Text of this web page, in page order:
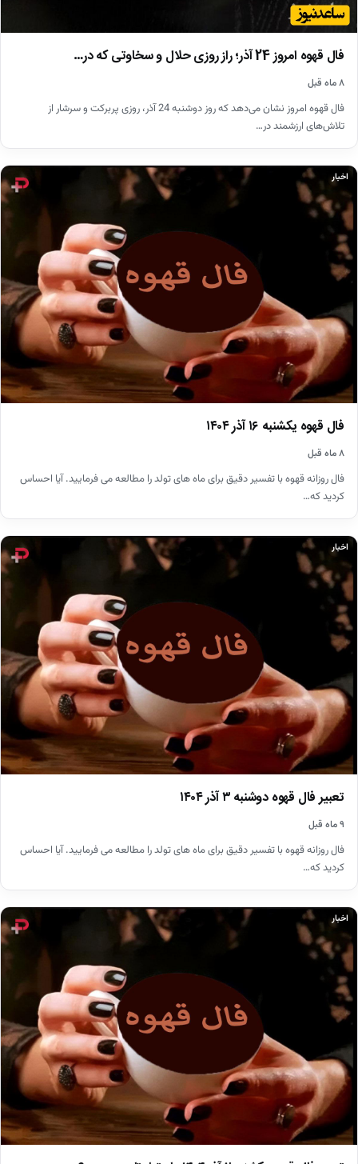
فال قهوه امروز 24 آذر؛ راز روزی حلال و سخاوتی که در…
۸ ماه قبل
فال قهوه امروز نشان می‌دهد که روز دوشنبه 24 آذر، روزی پربرکت و سرشار از
تلاش‌های ارزشمند در…
اخبار
فال قهوه یکشنبه ۱۶ آذر ۱۴۰۴
۸ ماه قبل
فال روزانه قهوه با تفسیر دقیق برای ماه های تولد را مطالعه می فرمایید. آیا احساس
کردید که…
اخبار
تعبیر فال قهوه دوشنبه ۳ آذر ۱۴۰۴
۹ ماه قبل
فال روزانه قهوه با تفسیر دقیق برای ماه های تولد را مطالعه می فرمایید. آیا احساس
کردید که…
اخبار